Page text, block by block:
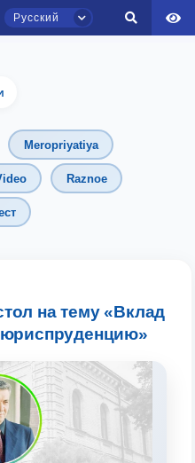
Русский
Meropriyatiya
Raznoe
на тему «Вклад
ТГЮУ
по
2. Документы (магистр) (4)